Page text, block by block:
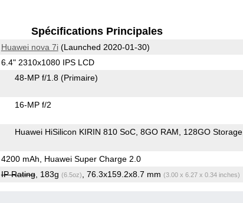
Spécifications Principales
Huawei nova 7i(Launched 2020-01-30)
6.4" 2310x1080 IPS LCD
48-MP f/1.8 (Primaire)
16-MP f/2
Huawei HiSilicon KIRIN 810 SoC 8GO RAM 128GO Storage
4200 mAh, Huawei Super Charge 2.0
IP Rating, 183g (6.5oz) , 76.3x159.2x8.7 mm (3.00 x 6.27 x 0.34 inches)